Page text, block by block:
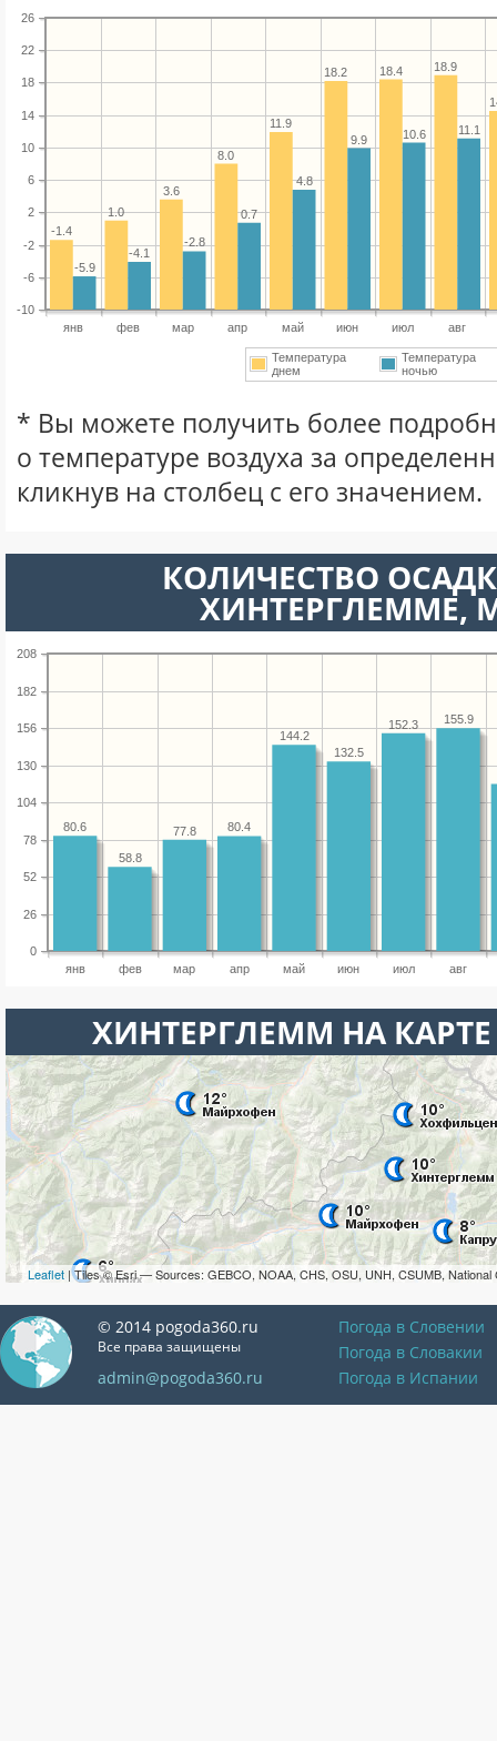
янв фев мар апр май июн июл авг
-10
-6
-2
2
6
10
14
18
22
26
18.9
18.4
18.2
11.9
8.0
3.6
1.0
-1.4
11.1
10.6
9.9
4.8
0.7
-2.8
-4.1
-5.9
Температура
днем
Температура
ночью
* Вы можете получить более
о температуре воздуха за
кликнув на столбец с его значением.
КОЛИЧЕСТВО
ХИНТЕРГЛЕММЕ,
янв фев мар апр май июн июл авг
0
26
52
78
104
130
156
182
208
155.9
152.3
132.5
144.2
80.4
77.8
58.8
80.6
ХИНТЕРГЛЕММ НА
Leaflet | Tiles © Esri — Sources: GEBCO, NOAA, CHS, OSU, UNH, CSUMB, National
© 2014 pogoda360.ru
Все права защищены
admin@pogoda360.ru
Погода в Словении
Погода в Словакии
Погода в Испании